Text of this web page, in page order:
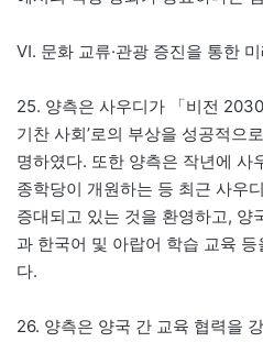
Ⅵ. 문화 교류·관광 증진을 통한
25. 양측은 사우디가 「비전
기찬 사회’로의 부상을 성공적으
명하였다. 또한 양측은 작년에 사
종학당이 개원하는 등 최근 사우
증대되고 있는 것을 환영하고, 양
과 한국어 및 아랍어 학습 교육
다.
26. 양측은 양국 간 교육 협력을